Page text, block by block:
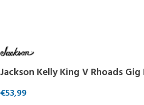
Jackson Kelly King V Rhoads Gig
€53,99